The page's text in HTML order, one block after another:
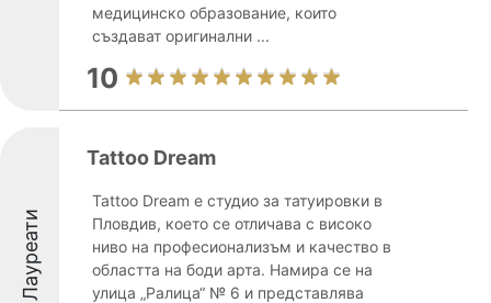
медицинско образование, които
създават оригинални ...
10
Лауреати
Tattoo Dream
Tattoo Dream е студио за татуировки в
Пловдив, което се отличава с високо
ниво на професионализъм и качество в
областта на боди арта. Намира се на
улица „Ралица“ № 6 и представлява